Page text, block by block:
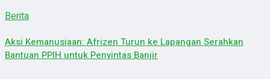
Berita
Aksi Kemanusiaan: Afrizen Turun ke Lapangan Serahkan
Bantuan PPIH untuk Penyintas Banjir